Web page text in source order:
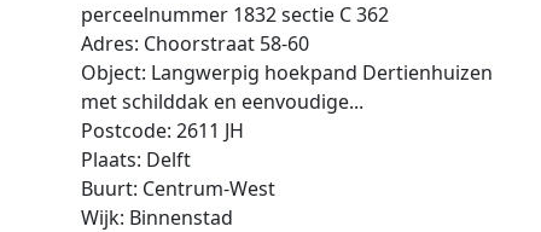
perceelnummer 1832 sectie C 362
Adres: Choorstraat 58-60
Object: Langwerpig hoekpand Dertienhuizen
met schilddak en eenvoudige...
Postcode: 2611 JH
Plaats: Delft
Buurt: Centrum-West
Wijk: Binnenstad